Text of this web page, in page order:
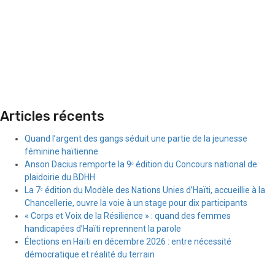
Articles récents
Quand l’argent des gangs séduit une partie de la jeunesse
féminine haïtienne
Anson Dacius remporte la 9ᵉ édition du Concours national de
plaidoirie du BDHH
La 7ᵉ édition du Modèle des Nations Unies d’Haïti, accueillie à la
Chancellerie, ouvre la voie à un stage pour dix participants
« Corps et Voix de la Résilience » : quand des femmes
handicapées d’Haïti reprennent la parole
Élections en Haïti en décembre 2026 : entre nécessité
démocratique et réalité du terrain